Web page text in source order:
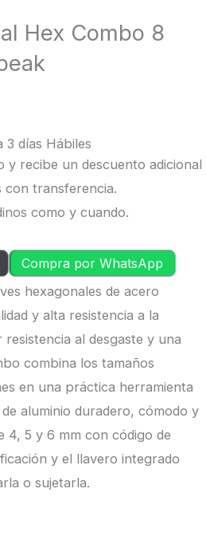
Hex Combo 8
3 días Hábiles
recibe un descuento adicional
transferencia.
como y cuando.
Compra por WhatsApp
hexagonales de acero
y alta resistencia a la
al desgaste y una
combina los tamaños
en una práctica herramienta
aluminio duradero, cómodo y
4, 5 y 6 mm con código de
y el llavero integrado
o sujetarla.